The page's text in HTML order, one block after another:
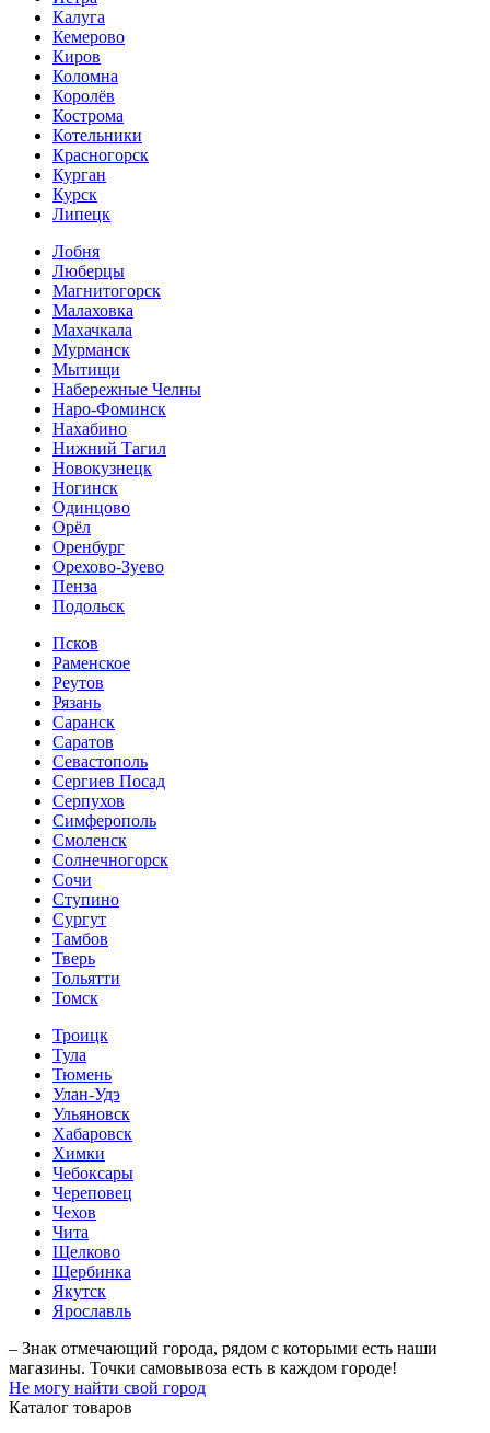
Калуга
Кемерово
Киров
Коломна
Королёв
Кострома
Котельники
Красногорск
Курган
Курск
Липецк
Лобня
Люберцы
Магнитогорск
Малаховка
Махачкала
Мурманск
Мытищи
Набережные Челны
Наро-Фоминск
Нахабино
Нижний Тагил
Новокузнецк
Ногинск
Одинцово
Орёл
Оренбург
Орехово-Зуево
Пенза
Подольск
Псков
Раменское
Реутов
Рязань
Саранск
Саратов
Севастополь
Сергиев Посад
Серпухов
Симферополь
Смоленск
Солнечногорск
Сочи
Ступино
Сургут
Тамбов
Тверь
Тольятти
Томск
Троицк
Тула
Тюмень
Улан-Удэ
Ульяновск
Хабаровск
Химки
Чебоксары
Череповец
Чехов
Чита
Щелково
Щербинка
Якутск
Ярославль
– Знак отмечающий города, рядом с которыми есть наши
магазины. Точки самовывоза есть в каждом городе!
Не могу найти свой город
Каталог товаров